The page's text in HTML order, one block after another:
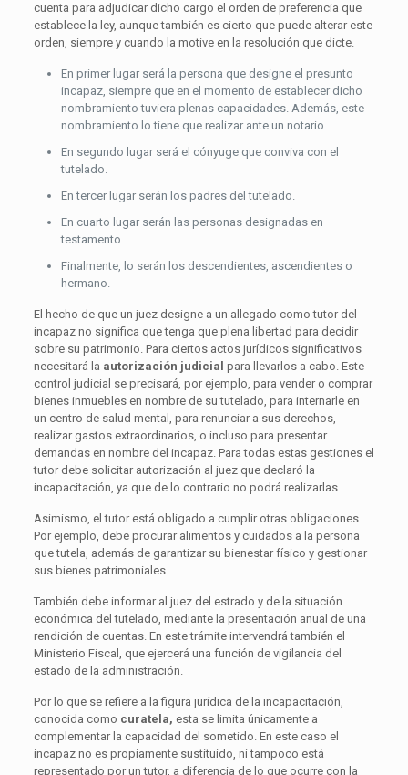
cuenta para adjudicar dicho cargo el orden de preferencia que
establece la ley, aunque también es cierto que puede alterar este
orden, siempre y cuando la motive en la resolución que dicte.
En primer lugar será la persona que designe el presunto
incapaz, siempre que en el momento de establecer dicho
nombramiento tuviera plenas capacidades. Además, este
nombramiento lo tiene que realizar ante un notario.
En segundo lugar será el cónyuge que conviva con el
tutelado.
En tercer lugar serán los padres del tutelado.
En cuarto lugar serán las personas designadas en
testamento.
Finalmente, lo serán los descendientes, ascendientes o
hermano.
El hecho de que un juez designe a un allegado como tutor del
incapaz no significa que tenga que plena libertad para decidir
sobre su patrimonio. Para ciertos actos jurídicos significativos
necesitará la autorización judicial para llevarlos a cabo. Este
control judicial se precisará, por ejemplo, para vender o comprar
bienes inmuebles en nombre de su tutelado, para internarle en
un centro de salud mental, para renunciar a sus derechos,
realizar gastos extraordinarios, o incluso para presentar
demandas en nombre del incapaz. Para todas estas gestiones el
tutor debe solicitar autorización al juez que declaró la
incapacitación, ya que de lo contrario no podrá realizarlas.
Asimismo, el tutor está obligado a cumplir otras obligaciones.
Por ejemplo, debe procurar alimentos y cuidados a la persona
que tutela, además de garantizar su bienestar físico y gestionar
sus bienes patrimoniales.
También debe informar al juez del estrado y de la situación
económica del tutelado, mediante la presentación anual de una
rendición de cuentas. En este trámite intervendrá también el
Ministerio Fiscal, que ejercerá una función de vigilancia del
estado de la administración.
Por lo que se refiere a la figura jurídica de la incapacitación,
conocida como curatela, esta se limita únicamente a
complementar la capacidad del sometido. En este caso el
incapaz no es propiamente sustituido, ni tampoco está
representado por un tutor, a diferencia de lo que ocurre con la